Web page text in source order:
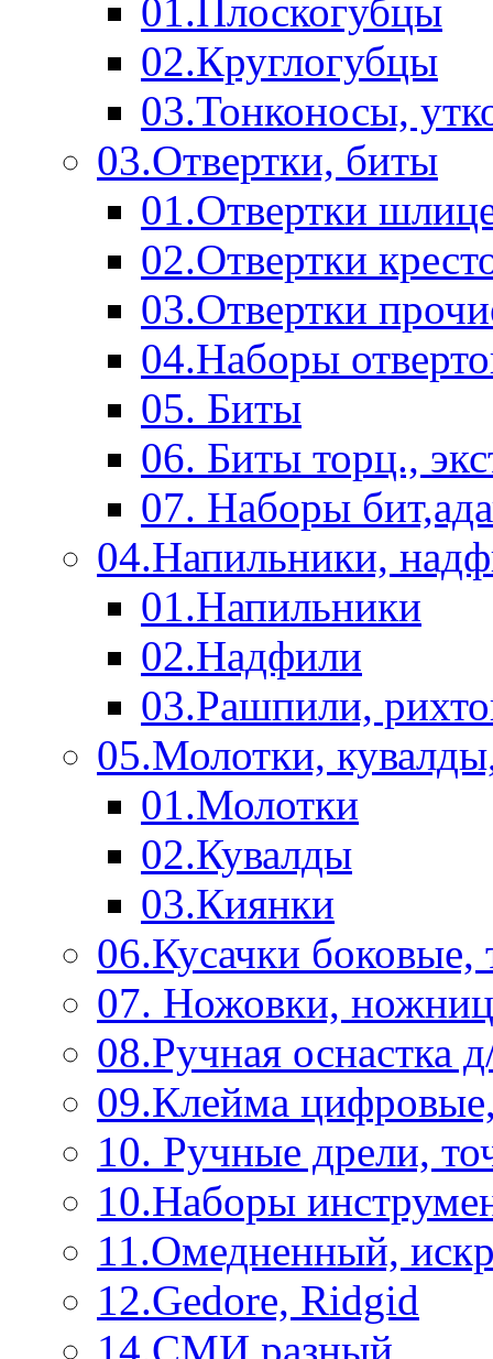
01.Плоскогубцы
02.Круглогубцы
03.Тонконосы,
03.Отвертки, биты
01.Отвертки
02.Отвертки
03.Отвертки
04.Наборы
05. Биты
06. Биты торц.,
07. Наборы
04.Напильники,
01.Напильники
02.Надфили
03.Рашпили,
05.Молотки,
01.Молотки
02.Кувалды
03.Киянки
06.Кусачки боковые,
07. Ножовки,
08.Ручная оснастка
09.Клейма
10. Ручные дрели,
10.Наборы
11.Омедненный,
12.Gedore, Ridgid
14.СМИ разный